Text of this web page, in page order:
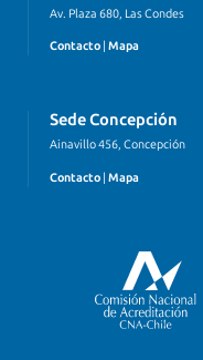
Av. Plaza 680, Las Condes
Contacto | Mapa
Sede Concepción
Ainavillo 456, Concepción
Contacto | Mapa